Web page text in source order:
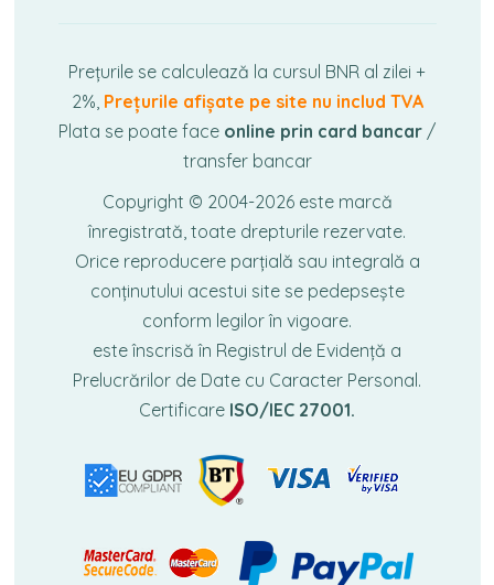
Prețurile se calculează la cursul BNR al zilei +
2%, Prețurile afișate pe site nu includ TVA
Plata se poate face online prin card bancar /
transfer bancar
Copyright © 2004-2026 este marcă
înregistrată, toate drepturile rezervate.
Orice reproducere parțială sau integrală a
conținutului acestui site se pedepsește
conform legilor în vigoare.
este înscrisă în Registrul de Evidență a
Prelucrărilor de Date cu Caracter Personal.
Certificare ISO/IEC 27001.